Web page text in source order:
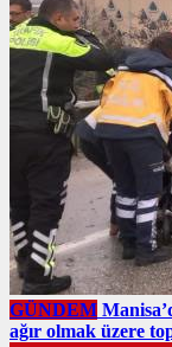
GÜNDEM
ağır olmak üzere